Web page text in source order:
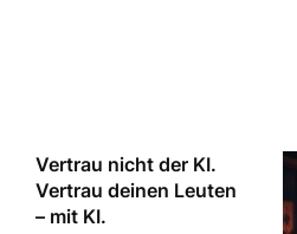
Vertrau nicht der KI.
Vertrau deinen Leuten
– mit KI.